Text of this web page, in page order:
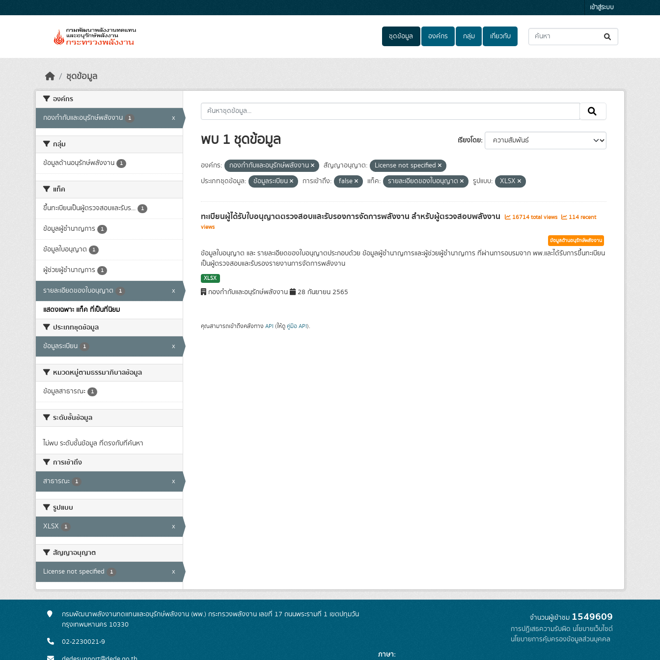
เข้าสู่ระบบ
ชุดข้อมูล องค์กร กลุ่ม เกี่ยวกับ
ชุดข้อมูล
องค์กร
กองกำกับและอนุรักษ์พลังงาน 1 x
กลุ่ม
ข้อมูลด้านอนุรักษ์พลังงาน 1
แท็ค
ขึ้นทะเบียนเป็นผู้ตรวจสอบและรับร... 1
ข้อมูลผู้ชำนาญการ 1
ข้อมูลใบอนุญาต 1
ผู้ช่วยผู้ชำนาญการ 1
รายละเอียดของใบอนุญาต 1
x
แสดงเฉพาะ แท็ค ที่เป็นที่นิยม
ประเภทชุดข้อมูล
ข้อมูลระเบียน 1 x
หมวดหมู่ตามธรรมาภิบาลข้อมูล
ข้อมูลสาธารณะ 1
ระดับชั้นข้อมูล
ไม่พบ ระดับชั้นข้อมูล ที่ตรงกับที่ค้นหา
การเข้าถึง
สาธารณะ 1 x
รูปแบบ
XLSX 1 x
สัญญาอนุญาต
License not specified 1 x
เรียงโดย
พบ 1 ชุดข้อมูล
องค์กร: กองกำกับและอนุรักษ์พลังงาน สัญญาอนุญาต:
License not specified
ประเภทชุดข้อมูล:
ข้อมูลระเบียน การเข้าถึง: false แท็ค: รายละเอียดของใบอนุญาต รูปแบบ: XLSX
ทะเบียนผู้ได้รับใบอนุญาตตรวจสอบและรับรองการจัดการพลังงาน สำหรับผู้ตรวจสอบพลังงาน 16714 total views
114 recent
views
ข้อมูลด้านอนุรักษ์พลังงาน
ข้อมูลใบอนุญาต และ รายละเอียดของใบอนุญาตประกอบด้วย ข้อมูลผู้ชำนาญการและผู้ช่วยผู้ชำนาญการ ที่ผ่านการอบรมจาก พพ.และได้รับการขึ้นทะเบียน
เป็นผู้ตรวจสอบและรับรองรายงานการจัดการพลังงาน
XLSX
กองกำกับและอนุรักษ์พลังงาน 28 กันยายน 2565
คุณสามารถเข้าถึงคลังทาง API (ให้ดู คู่มือ API).
กรมพัฒนาพลังงานทดแทนและอนุรักษ์พลังงาน (พพ.) กระทรวงพลังงาน เลขที่ 17 ถนนพระรามที่ 1 เขตปทุมวัน
กรุงเทพมหานคร 10330
02-2230021-9
จำนวนผู้เข้าชม 1549609
การปฏิเสธความรับผิด นโยบายเว็บไซต์
นโยบายการคุ้มครองข้อมูลส่วนบุคคล
ภาษา